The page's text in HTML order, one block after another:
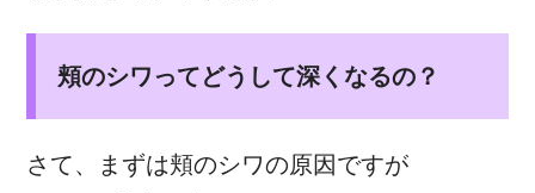
頬のシワってどうして深くなるの？
さて、まずは頬のシワの原因ですが